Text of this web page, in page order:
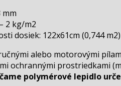
mm
2 kg/m2
dosiek: 122x61cm (0,744
alebo motorovými
ochrannými prostriedkami
polymérové ​​lepidlo